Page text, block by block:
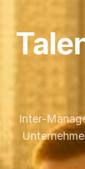
Inter-